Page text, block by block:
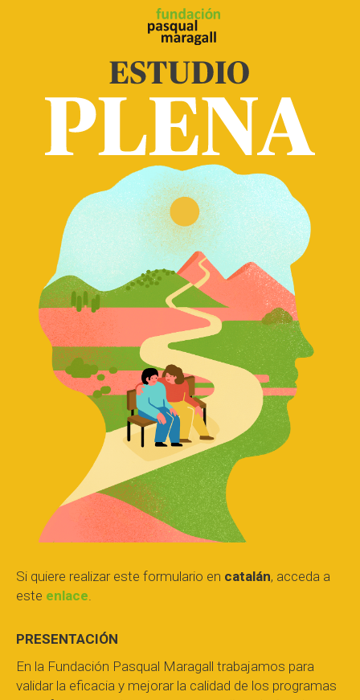
Si quiere realizar este formulario en catalán, acceda a
este enlace
PRESENTACIÓN
En la Fundación Pasqual Maragall trabajamos para
validar la eficacia y mejorar la calidad de los programas